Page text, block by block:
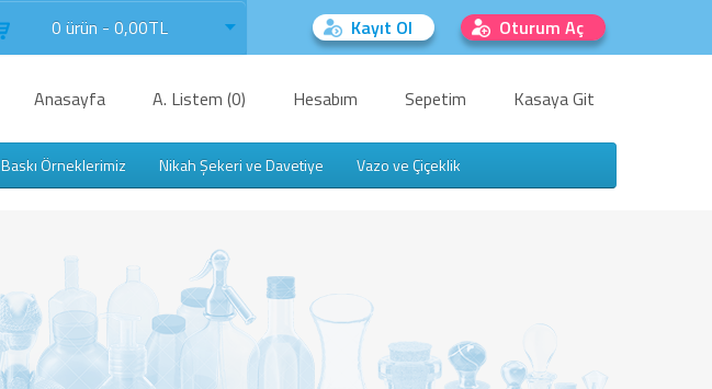
0 ürün - 0,00TL Kayıt Ol Oturum Aç
Anasayfa A. Listem (0) Hesabım Sepetim Kasaya Git
Baskı Örneklerimiz Nikah Şekeri ve Davetiye Vazo ve Çiçeklik